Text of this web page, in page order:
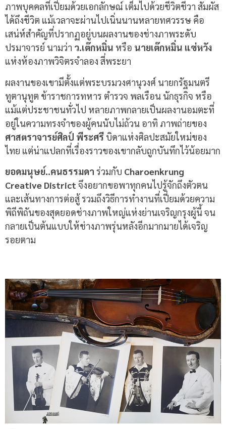
ภาพบุคคลที่เปี่ยมด้วยเอกลักษณ์ เต็มไปด้วยชีวิตชีวา สัมผัส
ได้ถึงชีวิต แม้เวลาจะผ่านไปเนิ่นนานหลายทศวรรษ คือ
เสน่ห์สำคัญที่ปรากฏอยู่บนผลงานของช่างภาพระดับ
ปรมาจารย์ นามว่า ว.เต๊กหมิ่น หรือ นายเต๊กหมิ่น แซ่หวัง
แห่งห้องภาพวิจิตรจำลอง สี่พระยา
ผลงานของเขามีตั้งแต่พระบรมวงศานุวงศ์ นายกรัฐมนตรี
ทูตานุทูต ข้าราชการทหาร ตำรวจ พลเรือน นักธุรกิจ หรือ
แม้แต่ประชาชนทั่วไป หลายภาพกลายเป็นผลงานอมตะที่
อยู่ในความทรงจำของผู้คนนับไม่ถ้วน อาทิ ภาพถ่ายของ
ศาสตราจารย์ศิลป์ พีระศรี บิดาแห่งศิลปะสมัยใหม่ของ
ไทย แต่น่าแปลกที่เรื่องราวของเขากลับถูกบันทึกไว้น้อยมาก
ยอดมนุษย์..คนธรรมดา ร่วมกับ Charoenkrung
Creative District จึงอยากขอพาทุกคนไปรู้จักถึงตัวตน
และเส้นทางการต่อสู้ รวมถึงวิธีการทำงานที่เปี่ยมด้วยความ
พิถีพิถันของสุดยอดช่างภาพใหญ่แห่งย่านเจริญกรุงผู้นี้ จน
กลายเป็นต้นแบบให้ช่างภาพรุ่นหลังอีกมากมายได้เจริญ
รอยตาม